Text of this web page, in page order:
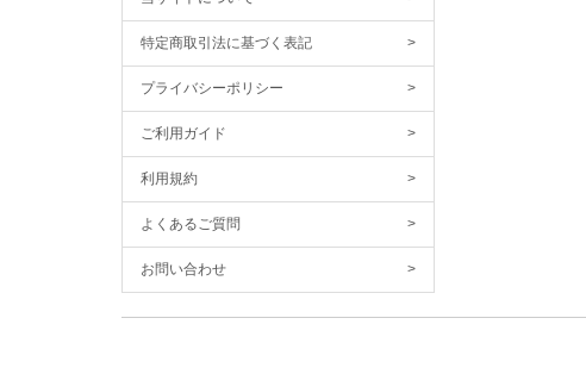
特定商取引法に基づく表記 >
プライバシーポリシー >
ご利用ガイド >
利用規約 >
よくあるご質問 >
お問い合わせ >